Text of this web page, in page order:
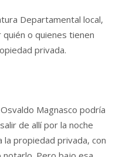
Departamental local,
o quienes tienen
privada.
Magnasco podría
de allí por la noche
propiedad privada, con